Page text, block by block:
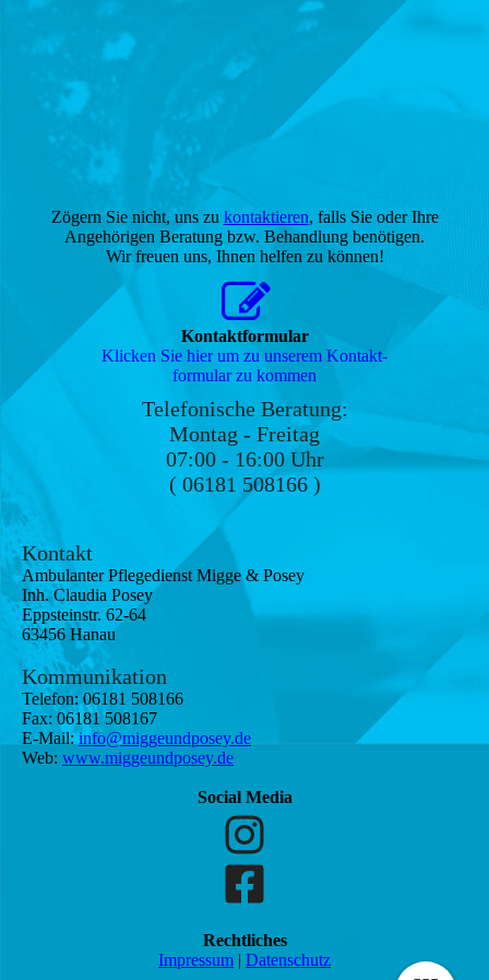
Zögern Sie nicht, uns zu kontaktieren, falls Sie oder Ihre
Angehörigen Beratung bzw. Behandlung benötigen.
Wir freuen uns, Ihnen helfen zu können!
Kontaktformular
Klicken Sie hier um zu unserem Kon­takt­
for­mu­lar zu kommen
Telefonische Beratung:
Montag - Freitag
07:00 - 16:00 Uhr
( 06181 508166 )
Kontakt
Ambulanter Pflegedienst Migge & Posey
Inh. Claudia Posey
Eppsteinstr. 62-64
63456 Hanau
Kommunikation
Telefon: 06181 508166
Fax: 06181 508167
E-Mail: info@miggeundposey.de
Web: www.miggeundposey.de
Social Media
Rechtliches
Impressum | Datenschutz